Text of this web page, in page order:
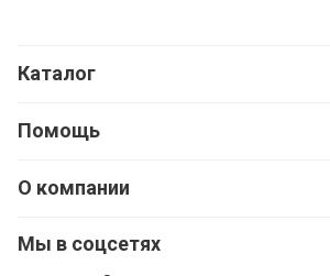
Каталог
Помощь
О компании
Мы в соцсетях